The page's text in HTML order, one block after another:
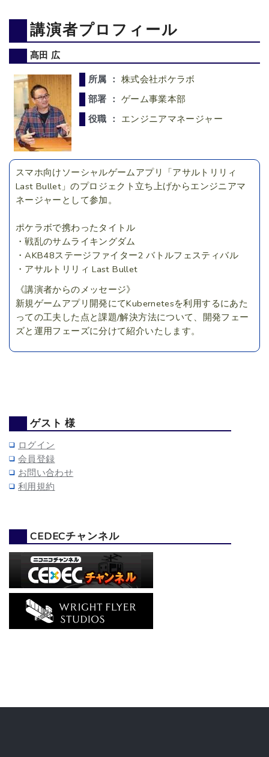
講演者プロフィール
髙田 広
所属 ： 株式会社ポケラボ
部署 ： ゲーム事業本部
役職 ： エンジニアマネージャー
スマホ向けソーシャルゲームアプリ「アサルトリリィ
Last Bullet」のプロジェクト立ち上げからエンジニアマ
ネージャーとして参加。
ポケラボで携わったタイトル
・戦乱のサムライキングダム
・AKB48ステージファイター2 バトルフェスティバル
・アサルトリリィ Last Bullet
《講演者からのメッセージ》
新規ゲームアプリ開発にてKubernetesを利用するにあた
っての工夫した点と課題/解決方法について、開発フェー
ズと運用フェーズに分けて紹介いたします。
ゲスト 様
ログイン
会員登録
お問い合わせ
利用規約
CEDECチャンネル